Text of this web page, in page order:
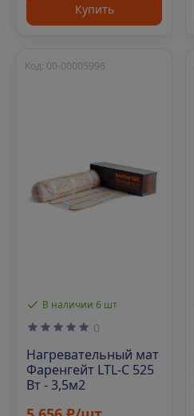
Купить
В наличии 6 шт
Код: 00-00005996
0
Нагревательный мат
Фаренгейт LTL-C 525
Вт - 3,5м2